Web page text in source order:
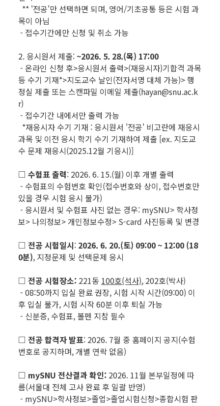
** '전공'만 선택하면 되며, 영어/기초공통 등은 시험 과
목이 아님
- 접수기간에만 신청 및 취소 가능
2. 응시원서 제출:~2026. 5. 28.(목) 17:00
- 온라인 신청 후>응시원서 출력>(재응시자)기합격 과목
등 수기 기재*>지도교수 날인(전자서명 대체 가능)> 행
정실 제출 또는 스캔파일 이메일 제출(hayan@snu.ac.k
r)
- 접수기간 내에서만 출력 가능
*재응시자 수기 기재 : 응시원서 '전공' 비고란에 재응시
과목 및 이전 응시 학기 수기 기재하여 제출 [ex. 지도교
수 문제 재응시(2025.12월 기응시)]
□ 수험표 출력: 2026. 6. 15.(월) 이후 개별 출력
- 수험표의 수험번호 확인(접수번호와 상이, 접수번호만
있을 경우 시험 응시 불가)
- 응시원서 및 수험표 사진 없는 경우: mySNU> 학사정
보> 나의정보> 개인정보수정> S-card 사진등록 및 변경
□ 전공 시험일시: 2026. 6. 20.(토) 09:00 ~ 12:00 (18
0분), 지정문제 및 선택문제 응시
□ 전공 시험장소: 221동 100호(석사), 202호(박사)
- 08:50까지 입실 완료 권장, 시험 시작 시간(09:00) 이
후 입실 불가, 시험 시작 60분 이후 퇴실 가능
- 신분증, 수험표, 볼펜 지참 필수
□ 전공 합격자 발표: 2026. 7월 중 홈페이지 공지(수험
번호로 공지하며, 개별 연락 없음)
□ mySNU 전산결과 확인: 2026. 11월 본부일정에 따
름(서울대 전체 고사 완료 후 일괄 반영)
- mySNU>학사정보>졸업>졸업시험신청>종합시험 판